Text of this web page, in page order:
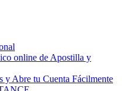
online de Apostilla y
y Abre tu Cuenta Fácilmente